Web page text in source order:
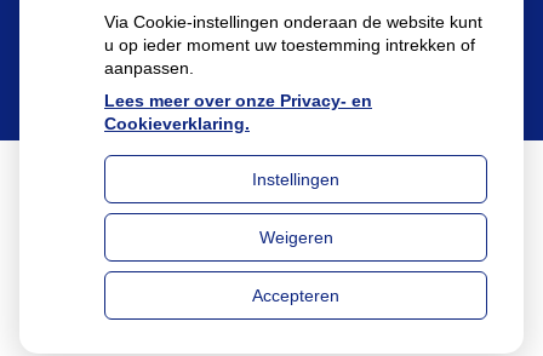
Cookie-instellingen
Via Cookie-instellingen onderaan de website kunt
u op ieder moment uw toestemming intrekken of
aanpassen.
Lees meer over onze Privacy- en
Cookieverklaring.
Instellingen
Weigeren
Accepteren